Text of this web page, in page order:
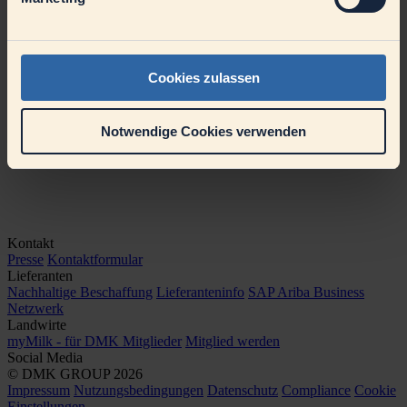
Cookies zulassen
Notwendige Cookies verwenden
bedeutet für die Milchindustrie aber auch, sich aller Kritik zu stellen,
Kontakt
Presse Kontaktformular
Lieferanten
Nachhaltige Beschaffung Lieferanteninfo SAP Ariba Business
Netzwerk
Landwirte
myMilk - für DMK Mitglieder Mitglied werden
Social Media
© DMK GROUP 2026
Impressum Nutzungsbedingungen Datenschutz Compliance Cookie